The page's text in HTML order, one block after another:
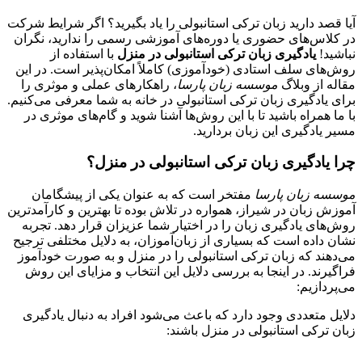
آیا قصد دارید زبان ترکی استانبولی را یاد بگیرید؟ اگر شرایط شرکت
در کلاس‌های حضوری یا دوره‌های آموزشی رسمی را ندارید، نگران
نباشید! یادگیری زبان ترکی استانبولی در منزل با استفاده از
روش‌های سلف استادی (خودآموزی) کاملاً امکان‌پذیر است. در این
مقاله از وبلاگ موسسه زبان پارسا، راهکارهای عملی و موثری را
برای یادگیری زبان ترکی استانبولی در خانه به شما معرفی می‌کنیم.
با ما همراه باشید تا با این روش‌ها آشنا شوید و گام‌های موثری در
مسیر یادگیری این زبان بردارید.
چرا یادگیری زبان ترکی استانبولی در منزل؟
موسسه زبان پارسا مفتخر است که به عنوان یکی از پیشگامان
آموزش زبان در شیراز، همواره در تلاش بوده تا بهترین و کارآمدترین
روش‌های یادگیری زبان را در اختیار شما عزیزان قرار دهد. تجربه
نشان داده است که بسیاری از زبان‌آموزان، به دلایل مختلفی ترجیح
می‌دهند که زبان ترکی استانبولی را در منزل و به صورت خودآموز
فراگیرند. در اینجا به بررسی دلایل این انتخاب و مزایای این روش
می‌پردازیم:
دلایل متعددی وجود دارد که باعث می‌شود افراد به دنبال یادگیری
زبان ترکی استانبولی در منزل باشند: